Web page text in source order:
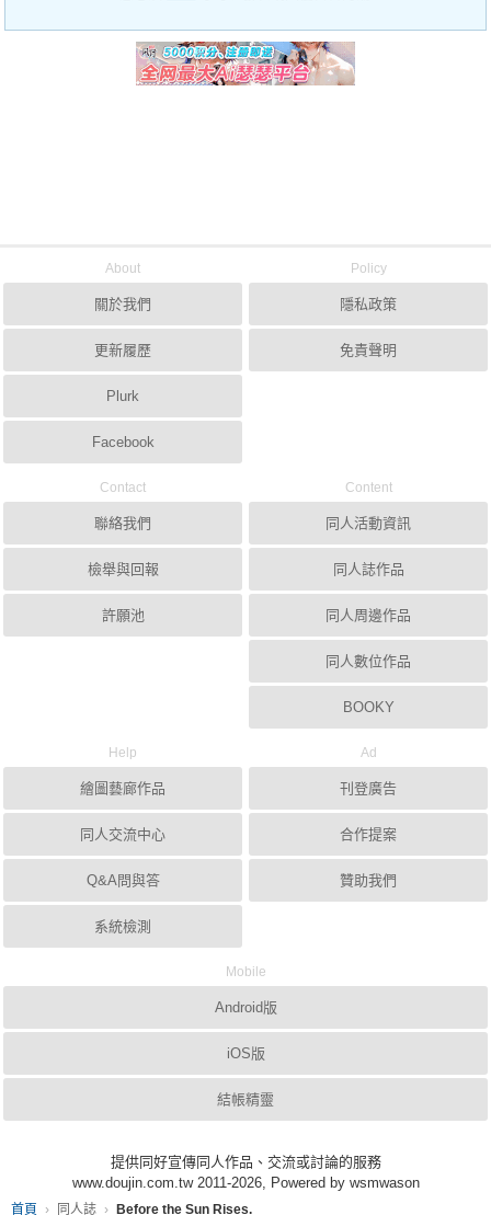
首頁 同人誌 Before the Sun Rises.
About
關於我們
更新履歷
Plurk
Facebook
Policy
隱私政策
免責聲明
Contact
聯絡我們
檢舉與回報
許願池
Content
同人活動資訊
同人誌作品
同人周邊作品
同人數位作品
BOOKY
Help
繪圖藝廊作品
同人交流中心
Q&A問與答
系統檢測
Ad
刊登廣告
合作提案
贊助我們
Mobile
Android版
iOS版
結帳精靈
提供同好宣傳同人作品、交流或討論的服務
www.doujin.com.tw 2011-2026, Powered by wsmwason